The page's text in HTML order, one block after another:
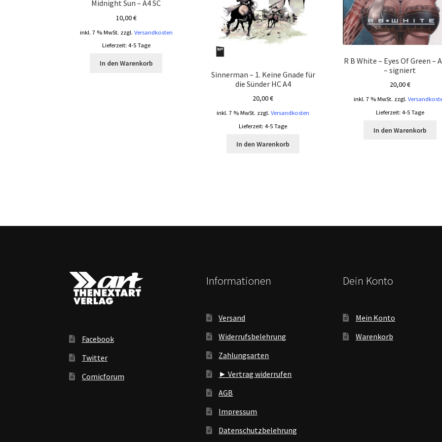
Midnight Sun – A4 SC
10,00€
inkl. 7 % MwSt. zzgl. Versandkosten
Lieferzeit: 4-5 Tage
In den Warenkorb
Sinnerman – 1. Keine Gnade für
die Sünder HC A4
20,00€
inkl. 7 % MwSt. zzgl.Versandkosten
Lieferzeit:4-5 Tage
In den Warenkorb
R B White – Eyes Of Green –
– signiert
20,00€
inkl. 7 % MwSt. zzgl.
Lieferzeit: 4-5 Tage
In den Warenkorb
Facebook
Twitter
Comicforum
Informationen
Versand
Widerrufsbelehrung
Zahlungsarten
► Vertrag widerrufen
AGB
Impressum
Datenschutzbelehrung
Dein Konto
Mein Konto
Warenkorb